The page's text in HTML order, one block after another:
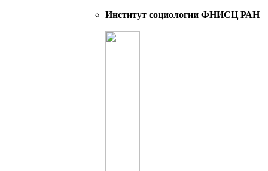
Институт социологии ФНИСЦ РАН